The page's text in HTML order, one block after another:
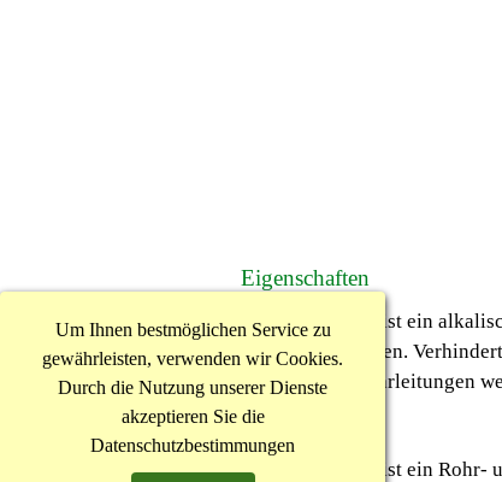
Um Ihnen bestmöglichen Service zu
gewährleisten, verwenden wir Cookies.
Durch die Nutzung unserer Dienste
akzeptieren Sie die
Datenschutzbestimmungen
Eigenschaften
ILKA‐Rohrblitz ist ein
und Verstopfungen.
eingesetzten Rohrleitungen
Einsatzgebiete
ILKA‐Rohrblitz ist ein Rohr‐